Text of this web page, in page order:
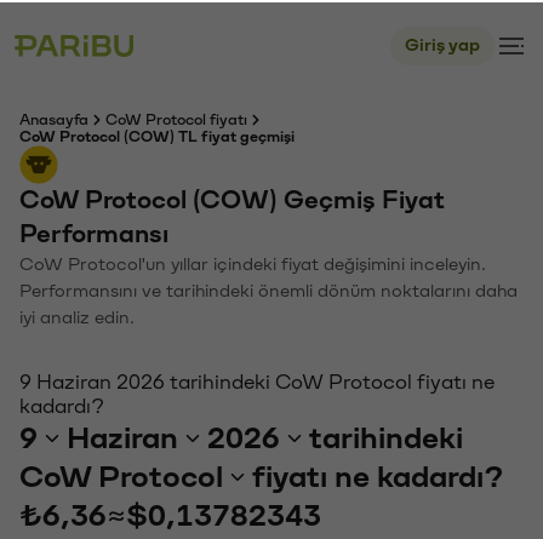
Giriş yap
Anasayfa
CoW Protocol fiyatı
CoW Protocol (COW) TL fiyat geçmişi
CoW Protocol (COW) Geçmiş Fiyat
Performansı
CoW Protocol'un yıllar içindeki fiyat değişimini inceleyin.
Performansını ve tarihindeki önemli dönüm noktalarını daha
iyi analiz edin.
9 Haziran 2026 tarihindeki CoW Protocol fiyatı ne
kadardı?
9 Haziran 2026
tarihindeki
CoW Protocol
fiyatı ne kadardı?
₺6,36≈$0,13782343